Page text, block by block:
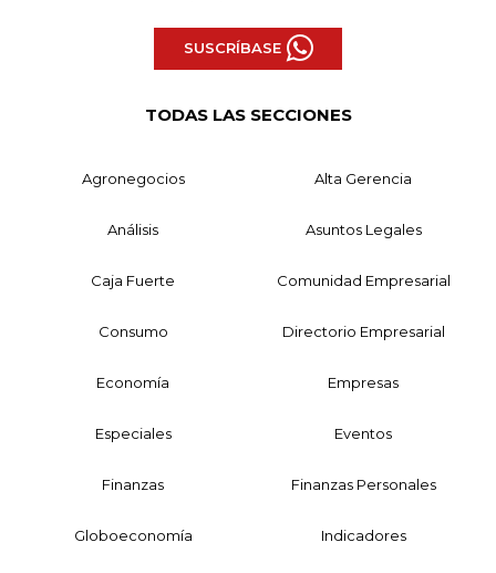
SUSCRÍBASE
TODAS LAS SECCIONES
Agronegocios Alta Gerencia
Análisis Asuntos Legales
Caja Fuerte Comunidad Empresarial
Consumo Directorio Empresarial
Economía Empresas
Especiales Eventos
Finanzas Finanzas Personales
Globoeconomía Indicadores